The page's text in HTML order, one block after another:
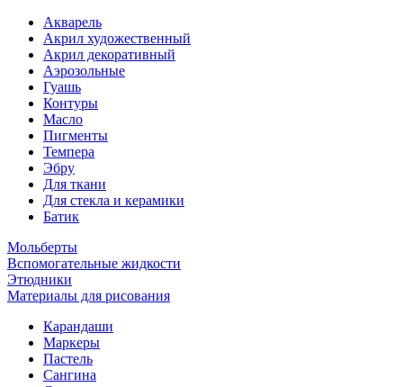
Акварель
Акрил художественный
Акрил декоративный
Аэрозольные
Гуашь
Контуры
Масло
Пигменты
Темпера
Эбру
Для ткани
Для стекла и керамики
Батик
Мольберты
Вспомогательные жидкости
Этюдники
Материалы для рисования
Карандаши
Маркеры
Пастель
Сангина